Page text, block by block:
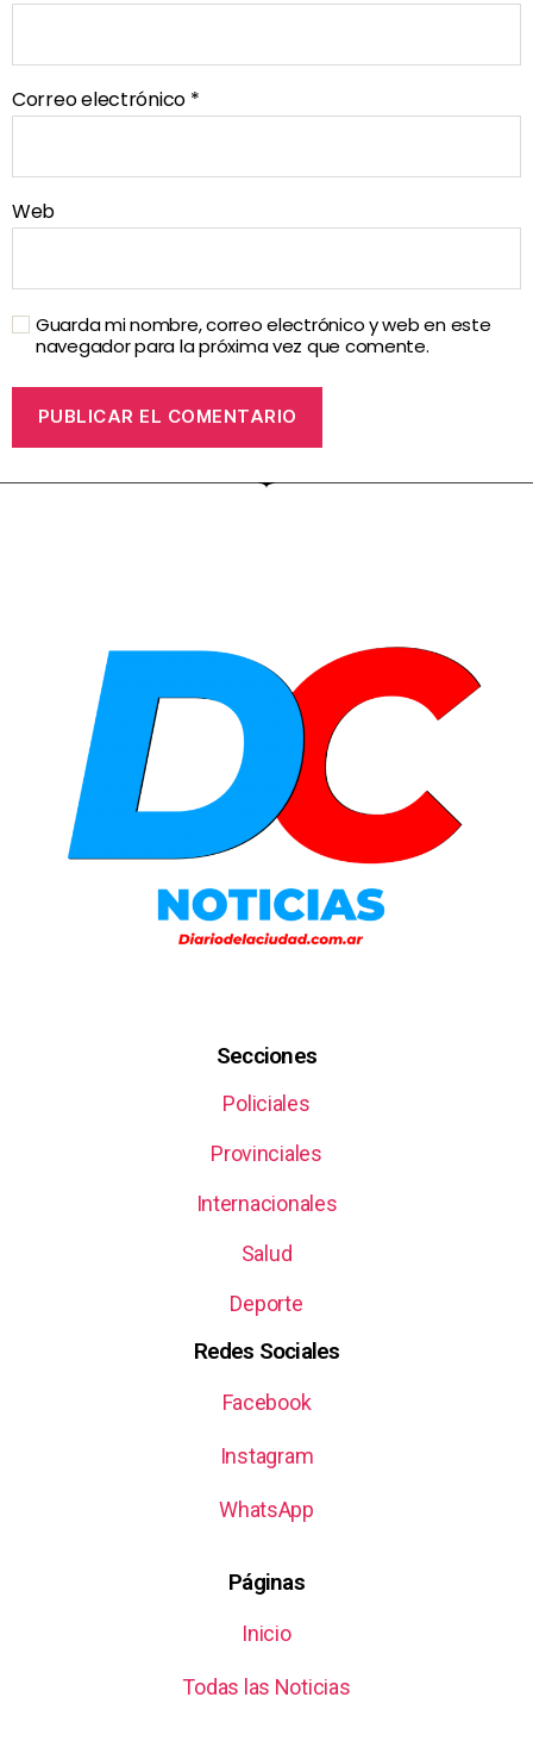
Correo electrónico *
Web
Guarda mi nombre, correo electrónico y web en este
navegador para la próxima vez que comente.
Secciones
Policiales
Provinciales
Internacionales
Salud
Deporte
Redes Sociales
Facebook
Instagram
WhatsApp
Páginas
Inicio
Todas las Noticias